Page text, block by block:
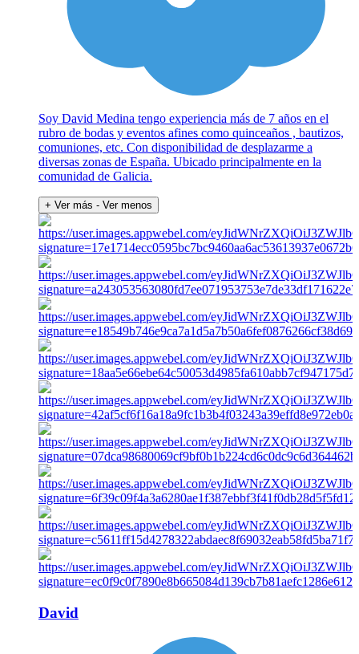
Soy David Medina tengo experiencia más de 7 años en el
rubro de bodas y eventos afines como quinceaños , bautizos,
comuniones, etc. Con disponibilidad de desplazarme a
diversas zonas de España. Ubicado principalmente en la
comunidad de Galicia.
+ Ver más - Ver menos
David